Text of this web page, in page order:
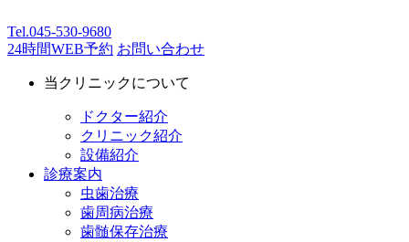
Tel.045-530-9680
24時間WEB予約 お問い合わせ
当クリニックについて
ドクター紹介
クリニック紹介
設備紹介
診療案内
虫歯治療
歯周病治療
歯髄保存治療